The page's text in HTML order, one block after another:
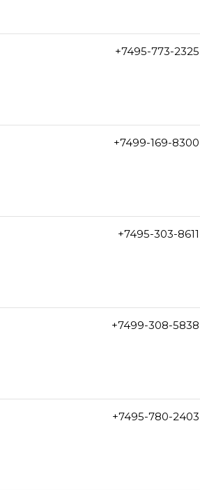
+7495-773-2325
+7499-169-8300
+7495-303-8611
+7499-308-5838
+7495-780-2403